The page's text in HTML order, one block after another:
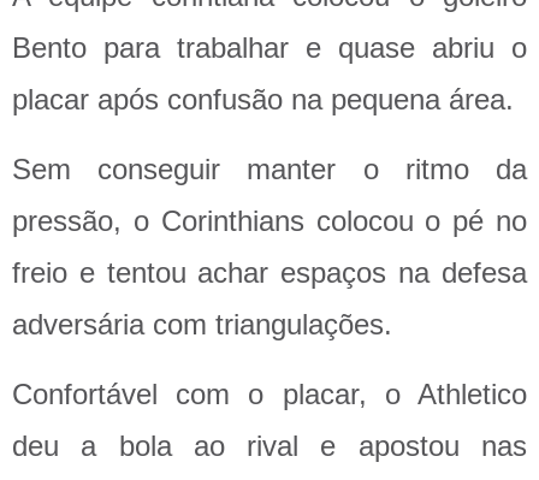
Bento para trabalhar e quase abriu o
placar após confusão na pequena área.
Sem conseguir manter o ritmo da
pressão, o Corinthians colocou o pé no
freio e tentou achar espaços na defesa
adversária com triangulações.
Confortável com o placar, o Athletico
deu a bola ao rival e apostou nas